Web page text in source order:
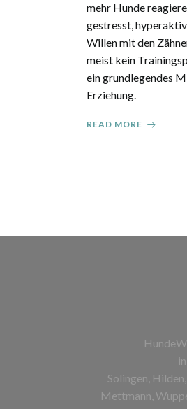
mehr Hunde
gestresst,
Willen mit den
meist kein
ein grundlegendes
Erziehung.
READ MORE
in
Solingen,
Mettmann,